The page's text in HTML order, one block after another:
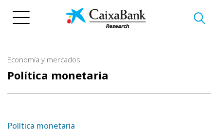
Economía y mercados
Política monetaria
Política monetaria